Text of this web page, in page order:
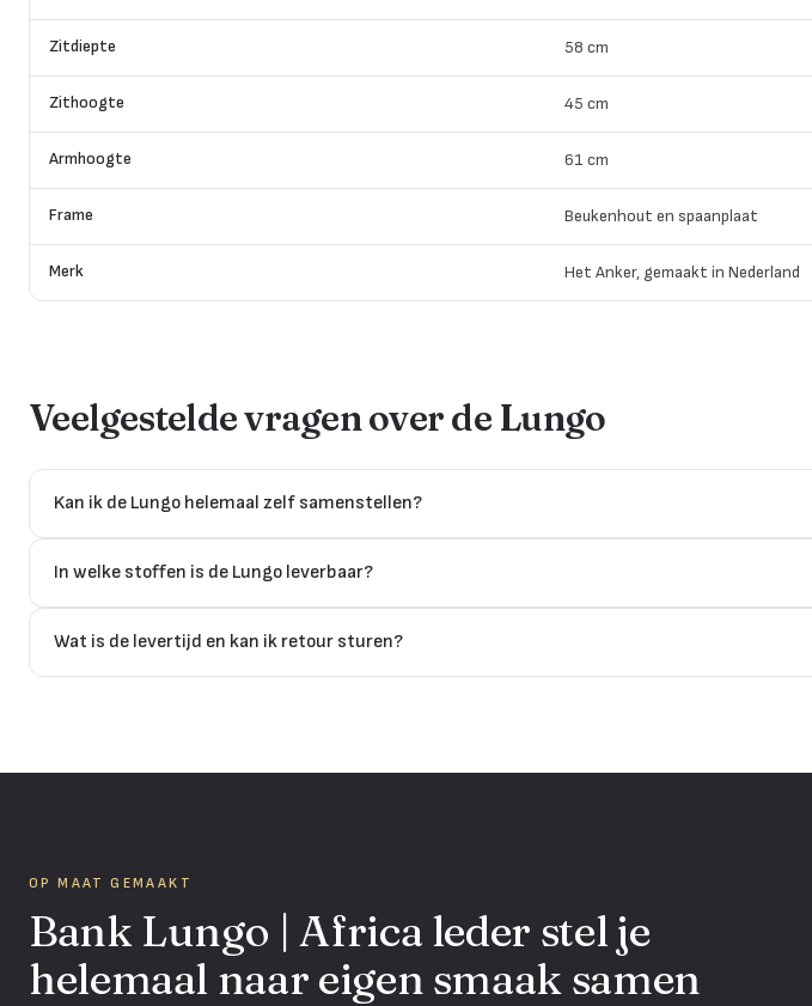
Zitdiepte 58 cm
Zithoogte 45 cm
Armhoogte 61 cm
Frame Beukenhout en spaanplaat
Merk Het Anker, gemaakt in Nederland
Veelgestelde vragen over de Lungo
Kan ik de Lungo helemaal zelf samenstellen?
In welke stoffen is de Lungo leverbaar?
Wat is de levertijd en kan ik retour sturen?
OP MAAT GEMAAKT
Bank Lungo | Africa leder stel je
helemaal naar eigen smaak samen